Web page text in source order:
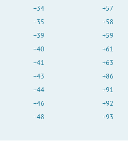
+34
+35
+39
+40
+41
+43
+44
+46
+48
+57
+58
+59
+61
+63
+86
+91
+92
+93